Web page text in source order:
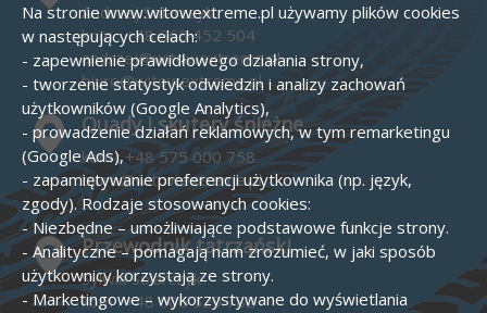
Andrzej Solarczyk
kom :+48 660 452 504
andrzej@witowextreme.pl
biuro@witowextreme.pl
Quady i skutery śnieżne
kom :+48 575 000 758
biuro@witowextreme.pl
Przewodnik tatrzański
Sylwia Solarczyk
kom :+48 606 529 782
Na stronie www.witowextreme.pl używamy plików cookies
w następujących celach:
- zapewnienie prawidłowego działania strony,
- tworzenie statystyk odwiedzin i analizy zachowań
użytkowników (Google Analytics),
- prowadzenie działań reklamowych, w tym remarketingu
(Google Ads),
- zapamiętywanie preferencji użytkownika (np. język,
zgody). Rodzaje stosowanych cookies:
- Niezbędne – umożliwiające podstawowe funkcje strony.
- Analityczne – pomagają nam zrozumieć, w jaki sposób
użytkownicy korzystają ze strony.
- Marketingowe – wykorzystywane do wyświetlania